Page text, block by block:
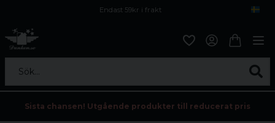
Endast 59kr i frakt
Sök...
Sista chansen! Utgående produkter till reducerat pris